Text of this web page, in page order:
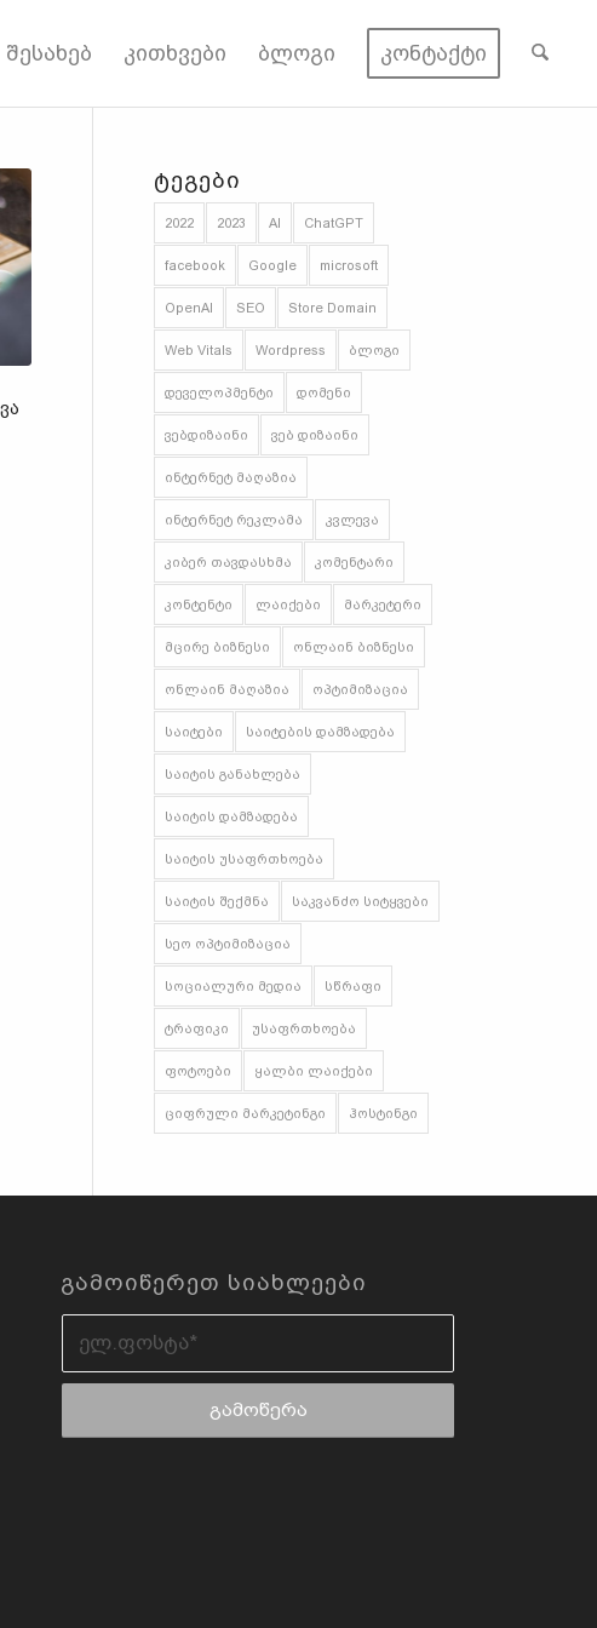
შესახებ კითხვები ბლოგი კონტაქტი
ᲢᲔᲒᲔᲑᲘ
2022 2023 AI ChatGPT
facebook Google microsoft
OpenAI SEO Store Domain
Web Vitals Wordpress ბლოგი
დეველოპმენტი დომენი
ვებდიზაინი ვებ დიზაინი
ინტერნეტ მაღაზია
ინტერნეტ რეკლამა კვლევა
კიბერ თავდასხმა კომენტარი
კონტენტი ლაიქები მარკეტერი
მცირე ბიზნესი ონლაინ ბიზნესი
ონლაინ მაღაზია ოპტიმიზაცია
საიტები საიტების დამზადება
საიტის განახლება
საიტის დამზადება
საიტის უსაფრთხოება
საიტის შექმნა საკვანძო სიტყვები
სეო ოპტიმიზაცია
სოციალური მედია სწრაფი
ტრაფიკი უსაფრთხოება
ფოტოები ყალბი ლაიქები
ციფრული მარკეტინგი ჰოსტინგი
ᲒᲐᲛᲝᲘᲬᲔᲠᲔᲗ ᲡᲘᲐᲮᲚᲔᲔᲑᲘ